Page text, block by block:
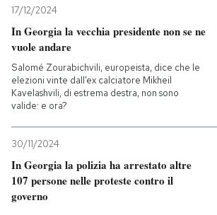
17/12/2024
In Georgia la vecchia presidente non se ne
vuole andare
Salomé Zourabichvili, europeista, dice che le
elezioni vinte dall’ex calciatore Mikheil
Kavelashvili, di estrema destra, non sono
valide: e ora?
30/11/2024
In Georgia la polizia ha arrestato altre
107 persone nelle proteste contro il
governo